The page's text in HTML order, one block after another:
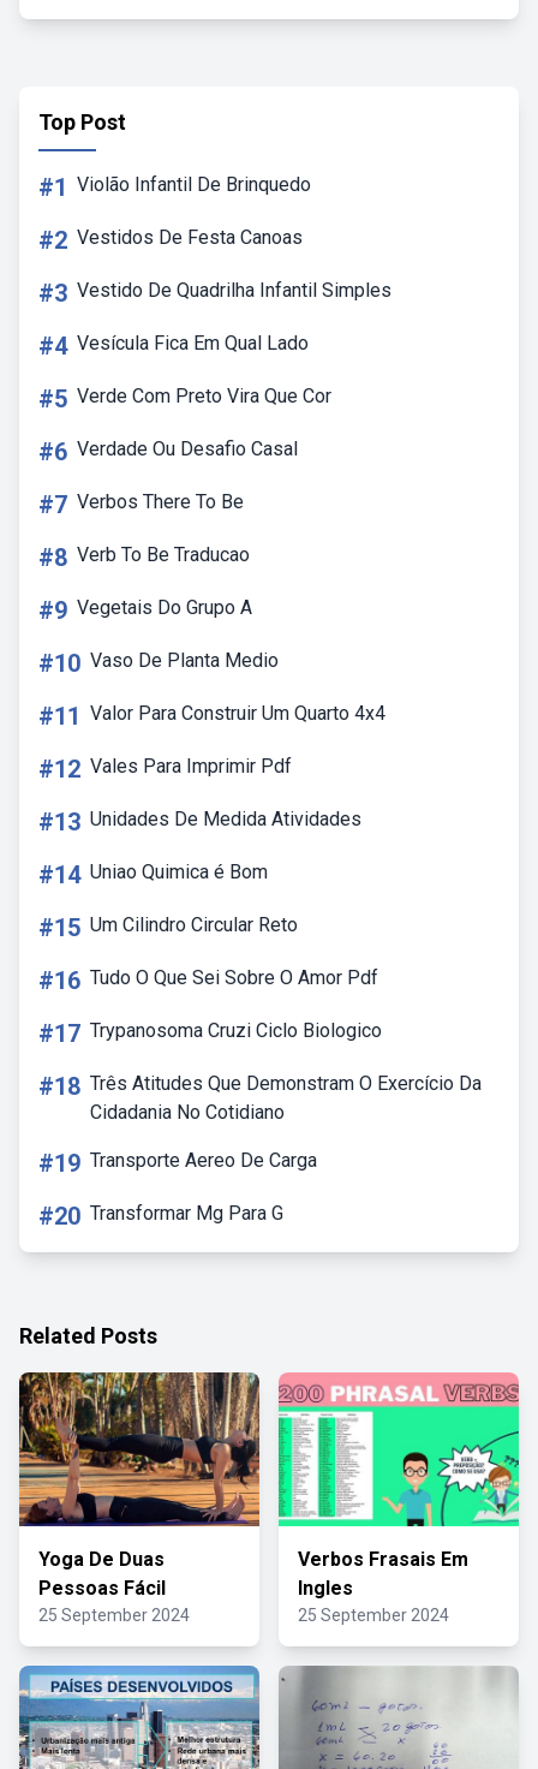
Top Post
#1 Violão Infantil De Brinquedo
#2 Vestidos De Festa Canoas
#3 Vestido De Quadrilha Infantil Simples
#4 Vesícula Fica Em Qual Lado
#5 Verde Com Preto Vira Que Cor
#6 Verdade Ou Desafio Casal
#7 Verbos There To Be
#8 Verb To Be Traducao
#9 Vegetais Do Grupo A
#10 Vaso De Planta Medio
#11 Valor Para Construir Um Quarto 4x4
#12 Vales Para Imprimir Pdf
#13 Unidades De Medida Atividades
#14 Uniao Quimica é Bom
#15 Um Cilindro Circular Reto
#16 Tudo O Que Sei Sobre O Amor Pdf
#17 Trypanosoma Cruzi Ciclo Biologico
#18 Três Atitudes Que Demonstram O Exercício Da
Cidadania No Cotidiano
#19 Transporte Aereo De Carga
#20 Transformar Mg Para G
Related Posts
Yoga De Duas
Pessoas Fácil
25 September 2024
Verbos Frasais Em
Ingles
25 September 2024